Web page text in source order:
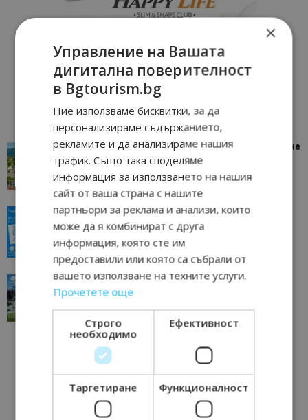
“Пощенска картичка от…”: Петрич – Изживяване
отвъд очакваното
Петрич 11/07/2026 11:22
“Пощенска картичка от…”: Пловдив, градът на
всички времена
Пловдив 23/06/2026 10:00
“Пощенска картичка от…”: Перник – град на
традициите, културата и вдъхновяващите...
Перник 17/06/2026 09:01
×
Управление на Вашата
дигитална поверителност
в Bgtourism.bg
Ние използваме бисквитки, за да
персонализираме съдържанието,
рекламите и да анализираме нашия
трафик. Също така споделяме
информация за използването на нашия
сайт от ваша страна с нашите
партньори за реклама и анализи, които
може да я комбинират с друга
информация, която сте им
предоставили или която са събрали от
вашето използване на техните услуги.
Прочетете още
Строго
необходимо
Ефективност
Таргетиране Функционалност